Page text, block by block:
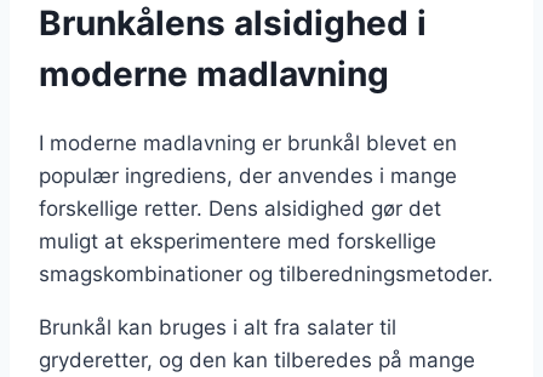
Brunkålens alsidighed i
moderne madlavning
I moderne madlavning er brunkål blevet en
populær ingrediens, der anvendes i mange
forskellige retter. Dens alsidighed gør det
muligt at eksperimentere med forskellige
smagskombinationer og tilberedningsmetoder.
Brunkål kan bruges i alt fra salater til
gryderetter, og den kan tilberedes på mange